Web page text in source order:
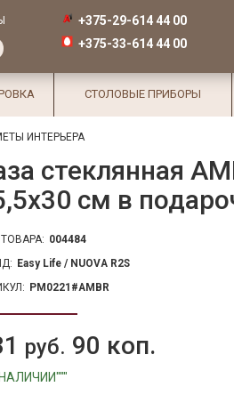
+375-29-614 44 00
+375-33-614 44 00
СТОЛОВЫЕ ПРИБОРЫ
ИНТЕРЬЕРА
стеклянная
см в
004484
Easy Life / NUOVA R2S
PM0221#AMBR
руб. 90 коп.